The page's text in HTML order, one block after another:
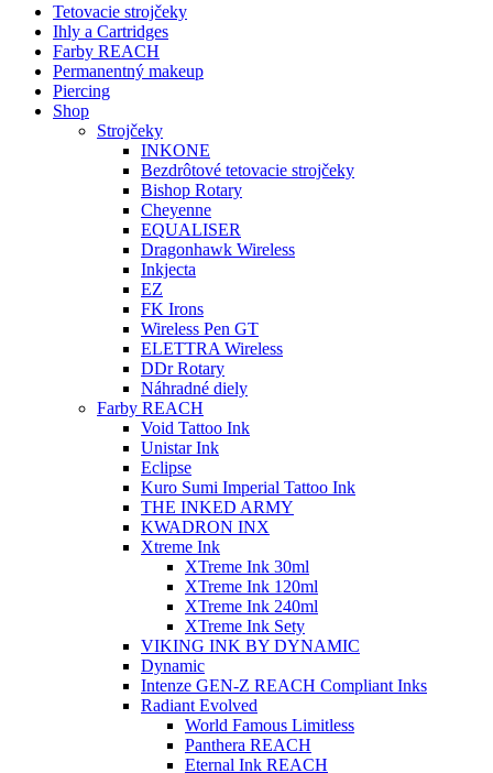
Tetovacie strojčeky
Ihly a Cartridges
Farby REACH
Permanentný makeup
Piercing
Shop
Strojčeky
INKONE
Bezdrôtové tetovacie strojčeky
Bishop Rotary
Cheyenne
EQUALISER
Dragonhawk Wireless
Inkjecta
EZ
FK Irons
Wireless Pen GT
ELETTRA Wireless
DDr Rotary
Náhradné diely
Farby REACH
Void Tattoo Ink
Unistar Ink
Eclipse
Kuro Sumi Imperial Tattoo Ink
THE INKED ARMY
KWADRON INX
Xtreme Ink
XTreme Ink 30ml
XTreme Ink 120ml
XTreme Ink 240ml
XTreme Ink Sety
VIKING INK BY DYNAMIC
Dynamic
Intenze GEN-Z REACH Compliant Inks
Radiant Evolved
World Famous Limitless
Panthera REACH
Eternal Ink REACH